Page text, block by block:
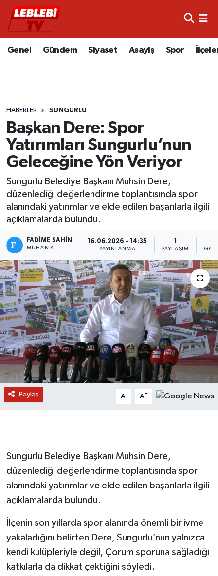
Genel Gündem Siyaset Asayiş Spor
HABERLER SUNGURLU
Başkan Dere: Spor
Yatırımları Sungurlu’nun
Geleceğine Yön Veriyor
Sungurlu Belediye Başkanı Muhsin Dere,
düzenlediği değerlendirme toplantısında spor
alanındaki yatırımlar ve elde edilen başarılarla ilgili
açıklamalarda bulundu.
FADIME ŞAHIN
MUHABIR
16.06.2026 - 14:35
YAYINLANMA
1
PAYLAŞIM
Paylaş A- A+
Sungurlu Belediye Başkanı Muhsin Dere,
düzenlediği değerlendirme toplantısında spor
alanındaki yatırımlar ve elde edilen başarılarla ilgili
açıklamalarda bulundu.
İlçenin son yıllarda spor alanında önemli bir ivme
yakaladığını belirten Dere, Sungurlu’nun yalnızca
kendi kulüpleriyle değil, Çorum sporuna sağladığı
katkılarla da dikkat çektiğini söyledi.
Hava Durumu
Süper Lig Puan Durumu ve Fikstür
Tüm Manşetler
Son Dakika Haberleri
Haber Arşivi